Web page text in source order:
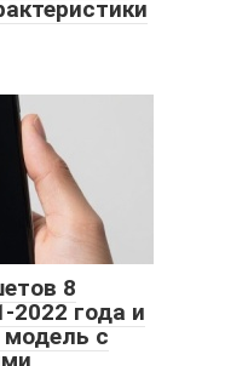
8
2022 года и
с